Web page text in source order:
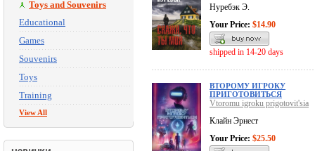
Toys and Souvenirs
Educational
Games
Souvenirs
Toys
Training
View All
Нуребэк Э.
Your Price: $14.90
shipped in 14-20 days
ВТОРОМУ ИГРОКУ
ПРИГОТОВИТЬСЯ
Vtoromu igroku prigotovit'sia
Клайн Эрнест
Your Price: $25.50